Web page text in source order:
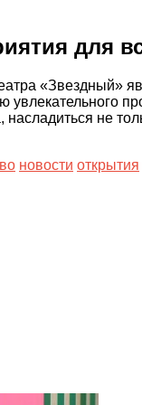
для
«Звездный»
увлекательного
насладиться не
новости открытия